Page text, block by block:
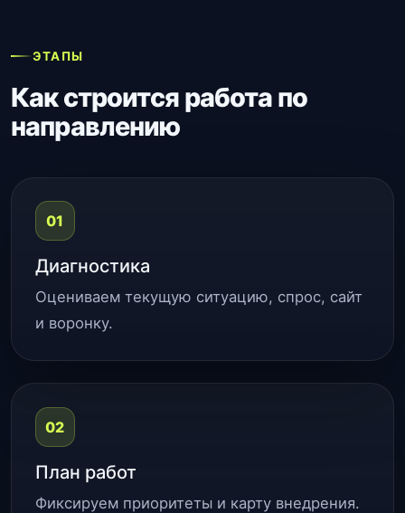
ЭТАПЫ
Как строится работа по
направлению
01
Диагностика
Оцениваем текущую ситуацию, спрос, сайт
и воронку.
02
План работ
Фиксируем приоритеты и карту внедрения.